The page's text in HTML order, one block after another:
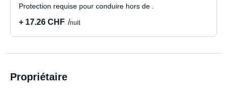
Protection requise pour conduire hors de .
+ 17.26 CHF nuit
Propriétaire